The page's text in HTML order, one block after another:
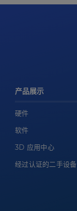
产品展示
硬件
软件
3D 应用中心
经过认证的二手设备